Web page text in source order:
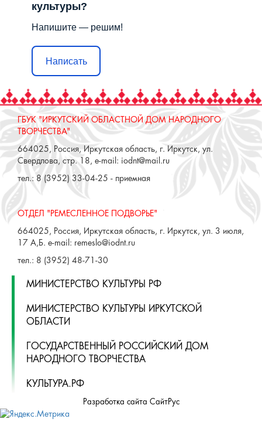
культуры?
Напишите — решим!
Написать
ГБУК "ИРКУТСКИЙ ОБЛАСТНОЙ ДОМ НАРОДНОГО
ТВОРЧЕСТВА"
664025, Россия, Иркутская область, г. Иркутск, ул.
Свердлова, стр. 18, e-mail: iodnt@mail.ru
тел.: 8 (3952) 33-04-25 - приемная
ОТДЕЛ "РЕМЕСЛЕННОЕ ПОДВОРЬЕ"
664025, Россия, Иркутская область, г. Иркутск, ул. 3 июля,
17 А,Б. e-mail: remeslo@iodnt.ru
тел.: 8 (3952) 48-71-30
МИНИСТЕРСТВО КУЛЬТУРЫ РФ
МИНИСТЕРСТВО КУЛЬТУРЫ ИРКУТСКОЙ
ОБЛАСТИ
ГОСУДАРСТВЕННЫЙ РОССИЙСКИЙ ДОМ
НАРОДНОГО ТВОРЧЕСТВА
КУЛЬТУРА.РФ
Разработка сайта СайтРус